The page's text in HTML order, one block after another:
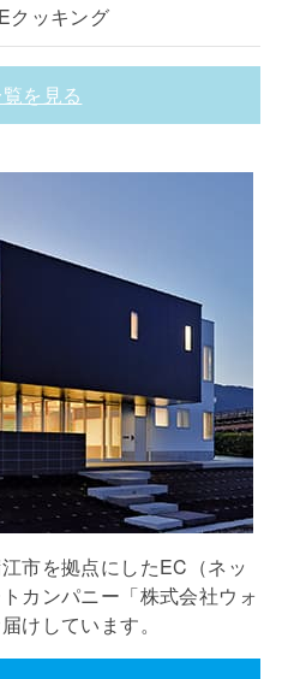
クッキング
を見る
市を拠点にしたEC（ネッ
カンパニー「株式会社ウォ
けしています。